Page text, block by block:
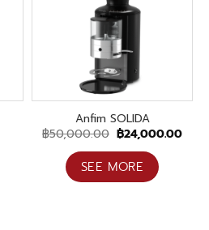
Anfim SOLIDA
฿50,000.00 Original
price
was:
฿50,000.00.
฿24,000.00
SEE MORE